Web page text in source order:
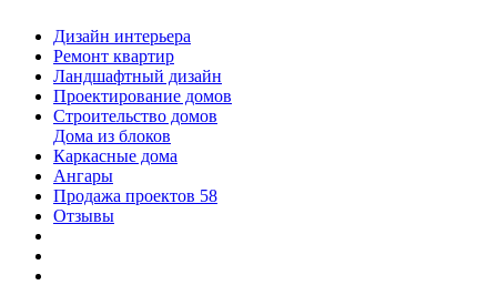
Дизайн интерьера
Ремонт квартир
Ландшафтный дизайн
Проектирование домов
Строительство домов
Дома из блоков
Каркасные дома
Ангары
Продажа проектов 58
Отзывы